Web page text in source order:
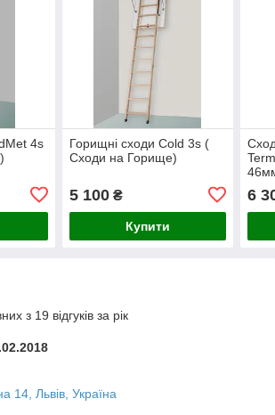
4s
Горищні сходи Cold 3s (
Сходи на Горище)
5 100₴
Купити
6
з 19 відгуків за рік
14, Львів, Україна